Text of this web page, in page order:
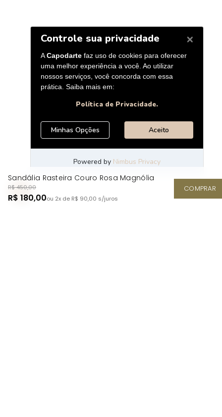
Sandália Rasteira Couro Rosa Magnólia
R$ 450,00
R$ 180,00ou 2x de R$ 90,00 s/juros
COMPRAR